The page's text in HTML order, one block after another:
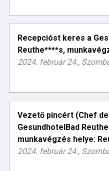
Recepcióst keres a
Reuthe****s,
2024. február 24.,
Vezető pincért (Chef
GesundhotelBad
munkavégzés helye:
2024. február 24.,